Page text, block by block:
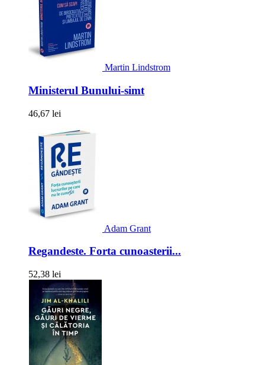
Martin Lindstrom
Ministerul Bunului-simt
46,67 lei
Adam Grant
Regandeste. Forta cunoasterii...
52,38 lei